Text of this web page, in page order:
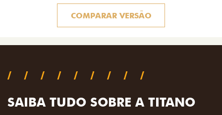
COMPARAR VERSÃO
SAIBA TUDO SOBRE A TITANO